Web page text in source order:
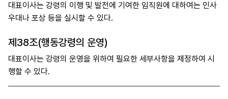
대표이사는 강령의 이행 및 발전에 기여한 임직원에 대하여는 인사
우대나 포상 등을 실시할 수 있다.
제38조(행동강령의 운영)
대표이사는 강령의 운영을 위하여 필요한 세부사항을 제정하여 시
행할 수 있다.